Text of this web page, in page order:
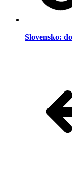
Slovensko: